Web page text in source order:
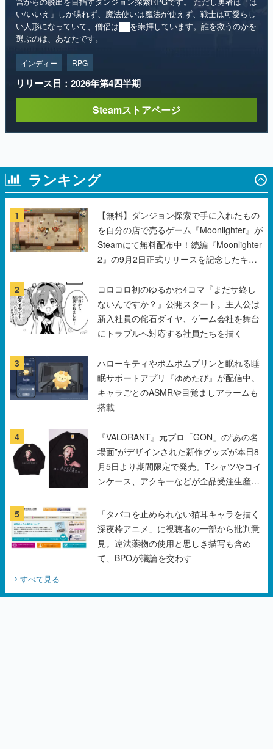
インディー RPG
リリース日：2026年第4四半期
ランキング
1
【無料】ダンジョン探索で手に入れたもの
を自分の店で売るゲーム『Moonlighter』が
Steamにて無料配布中！続編『Moonlighter
2』の9月2日正式リリースを記念したキャ
ンペーン
2
コロコロ初のゆるかわ4コマ『まだサ終し
ないんですか？』公開スタート。主人公は
新入社員の侘石ダイヤ、ゲーム会社を舞台
にトラブルへ対応する社員たちを描く
3
ハローキティやポムポムプリンと眠れる睡
眠サポートアプリ『ゆめたび』が配信中。
キャラごとのASMRや目覚ましアラームも
搭載
4
『VALORANT』元プロ「GON」の“あの名
場面”がデザインされた新作グッズが本日8
月5日より期間限定で発売。Tシャツやコイ
ンケース、アクキーなどが全品受注生産で
登場、過去に発売したグッズの再販も
5
「タバコを止められない猫耳キャラを描く
深夜枠アニメ」に視聴者の一部から批判意
見。違法薬物の使用と思しき描写も含め
て、BPOが議論を交わす
すべて見る